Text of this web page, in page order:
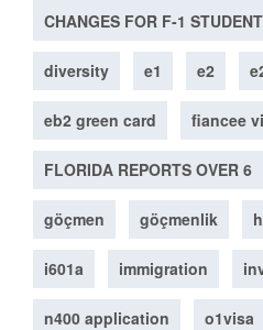
CHANGES FOR F-1
diversity e1 e2
eb2 green card fiancee
FLORIDA REPORTS OVER 6
göçmen göçmenlik
i601a immigration
n400 application o1visa